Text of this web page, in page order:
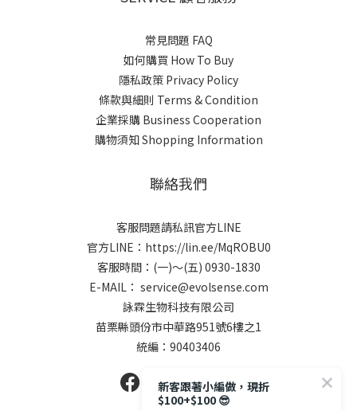
常見問題 FAQ
如何購買 How To Buy
隱私政策 Privacy Policy
條款與細則 Terms & Condition
企業採購 Business Cooperation
購物須知 Shopping Information
聯絡我們
客服問題請私訊官方LINE
官方LINE： https://lin.ee/MqROBU0
客服時間：(一)～(五) 0930-1830
E-MAIL： service@evolsense.com
詠霖生物科技有限公司
苗栗縣頭份市中華路951號6樓之1
統編：90403406
新客跟著小編做，現折
$100+$100 😎